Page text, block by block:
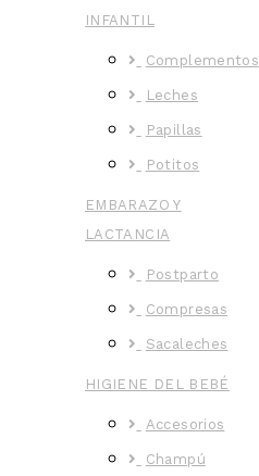
INFANTIL
Complementos
Leches
Papillas
Potitos
EMBARAZO Y
LACTANCIA
Postparto
Compresas
Sacaleches
HIGIENE DEL BEBÉ
Accesorios
Champú